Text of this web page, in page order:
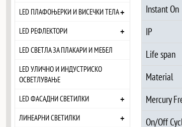
LED ПЛАФОЊЕРКИ И ВИСЕЧКИ ТЕЛА+
LED РЕФЛЕКТОРИ +
LED СВЕТЛА ЗА ПЛАКАРИ И МЕБЕЛ
LED УЛИЧНО И ИНДУСТРИСКО
ОСВЕТЛУВАЊЕ
LED ФАСАДНИ СВЕТИЛКИ
+
ЛИНЕАРНИ СВЕТИЛКИ +
Instant On
IP
Life span
Material
Mercury
On/Off